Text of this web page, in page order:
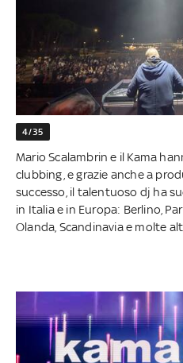
4/35
Mario Scalambrin e il Kama
clubbing, e grazie anche a
successo, il talentuoso dj ha
in Italia e in Europa: Berlino,
Olanda, Scandinavia e molte